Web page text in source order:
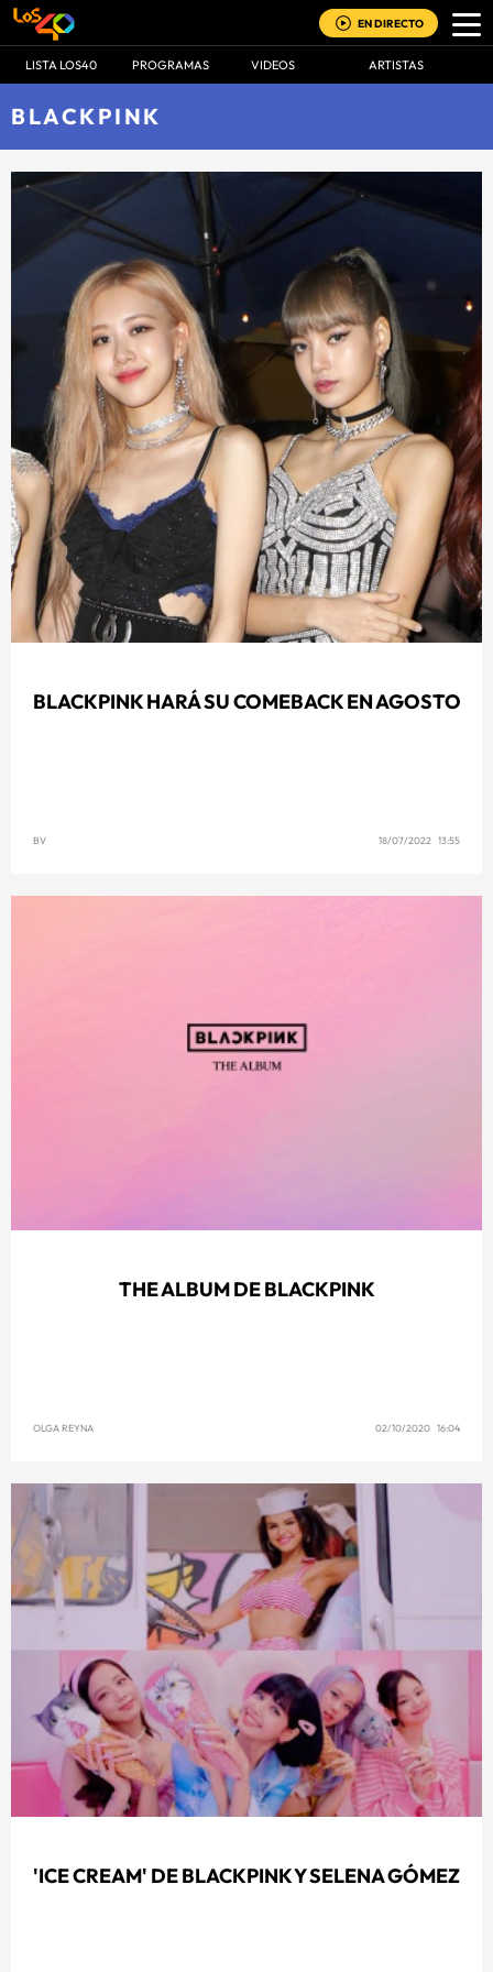
EN DIRECTO
LISTA LOS40 PROGRAMAS VIDEOS ARTISTAS
BLACKPINK
BLACKPINK HARÁ SU COMEBACK EN AGOSTO
BV 18/07/2022 13:55
THE ALBUM DE BLACKPINK
OLGA REYNA 02/10/2020 16:04
'ICE CREAM' DE BLACKPINK Y SELENA GÓMEZ